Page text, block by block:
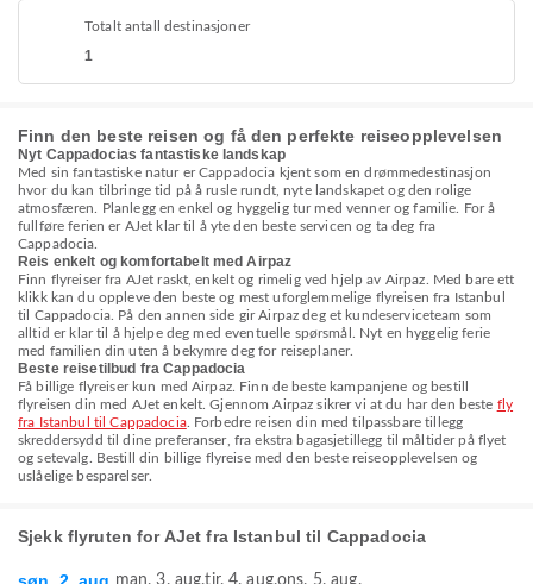
Totalt antall destinasjoner
1
Finn den beste reisen og få den perfekte reiseopplevelsen
Nyt Cappadocias fantastiske landskap
Med sin fantastiske natur er Cappadocia kjent som en drømmedestinasjon
hvor du kan tilbringe tid på å rusle rundt, nyte landskapet og den rolige
atmosfæren. Planlegg en enkel og hyggelig tur med venner og familie. For å
fullføre ferien er AJet klar til å yte den beste servicen og ta deg fra
Cappadocia.
Reis enkelt og komfortabelt med Airpaz
Finn flyreiser fra AJet raskt, enkelt og rimelig ved hjelp av Airpaz. Med bare ett
klikk kan du oppleve den beste og mest uforglemmelige flyreisen fra Istanbul
til Cappadocia. På den annen side gir Airpaz deg et kundeserviceteam som
alltid er klar til å hjelpe deg med eventuelle spørsmål. Nyt en hyggelig ferie
med familien din uten å bekymre deg for reiseplaner.
Beste reisetilbud fra Cappadocia
Få billige flyreiser kun med Airpaz. Finn de beste kampanjene og bestill
flyreisen din med AJet enkelt. Gjennom Airpaz sikrer vi at du har den beste fly
fra Istanbul til Cappadocia. Forbedre reisen din med tilpassbare tillegg
skreddersydd til dine preferanser, fra ekstra bagasjetillegg til måltider på flyet
og setevalg. Bestill din billige flyreise med den beste reiseopplevelsen og
uslåelige besparelser.
Sjekk flyruten for AJet fra Istanbul til Cappadocia
man. 3. aug.tir. 4. aug.ons. 5. aug.